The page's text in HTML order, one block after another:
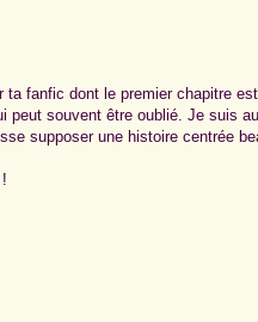
ta fanfic dont le premier chapitre
peut souvent être oublié. Je suis
supposer une histoire centrée